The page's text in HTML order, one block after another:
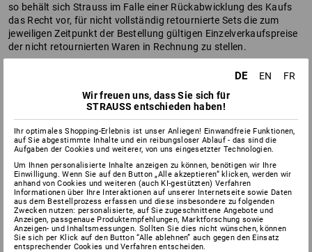
so behält sich Strauss im Falle einer Rückabwicklung des Kaufs
das Recht vor, für nicht vollständig retournierte Sets die zum
jeweiligen Zeitpunkt der Bestellung gültigen Einzelverkaufspreise
der nicht retournierten Waren in Rechnung zu stellen.
10 Informationen zur Ausübung des Widerrufsrechts
Widerrufsbelehrung
Widerrufsrecht:
Sie haben das Recht, binnen vierzehn Tagen ohne Angabe von
Gründen diesen Vertrag zu widerrufen.
Die Widerrufsfrist beträgt vierzehn Tage ab dem Tag, an dem
Sie oder ein von Ihnen benannter Dritter, der nicht der
Beförderer ist, die letzte Ware in Besitz genommen haben
bzw. hat.
Um Ihr Widerrufsrecht auszuüben, müssen Sie uns
DE EN
FR
Wir freuen uns, dass Sie sich für
STRAUSS entschieden haben!
Ihr optimales Shopping-Erlebnis ist unser Anliegen! Einwandfreie Funktionen,
auf Sie abgestimmte Inhalte und ein reibungsloser Ablauf - das sind die
Aufgaben der Cookies und weiterer, von uns eingesetzter Technologien.
Um Ihnen personalisierte Inhalte anzeigen zu können, benötigen wir Ihre
Einwilligung. Wenn Sie auf den Button „Alle akzeptieren“ klicken, werden wir
anhand von Cookies und weiteren (auch KI-gestützten) Verfahren
Informationen über Ihre Interaktionen auf unserer Internetseite sowie Daten
aus dem Bestellprozess erfassen und diese insbesondere zu folgenden
Zwecken nutzen: personalisierte, auf Sie zugeschnittene Angebote und
Anzeigen, passgenaue Produktempfehlungen, Marktforschung sowie
Anzeigen- und Inhaltsmessungen. Sollten Sie dies nicht wünschen, können
Sie sich per Klick auf den Button “Alle ablehnen” auch gegen den Einsatz
entsprechender Cookies und Verfahren entscheiden.